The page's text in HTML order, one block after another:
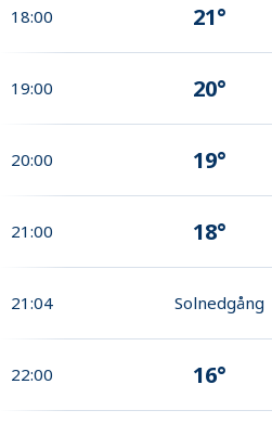
18:00 21°
19:00 20°
20:00 19°
21:00 18°
21:04 Solnedgång
22:00 16°